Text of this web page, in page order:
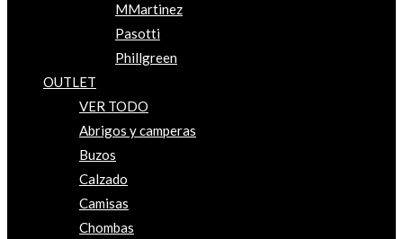
MMartinez
Pasotti
Phillgreen
OUTLET
VER TODO
Abrigos y camperas
Buzos
Calzado
Camisas
Chombas